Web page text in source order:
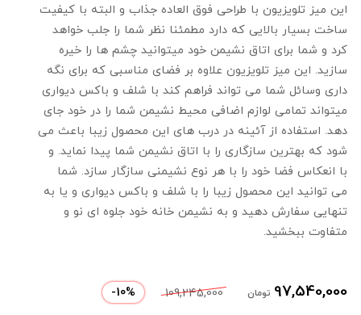
این میز تلویزیون با طراحی فوق العاده جذاب و البته با کیفیت
ساخت بسیار بالایی که دارد مطمئنا نظر شما را جلب خواهد
کرد و شما برای اتاق نشیمن خود میتوانید چشم ها را خیره
سازید. این میز تلویزیون علاوه بر فضای مناسبی که برای نگه
داری وسائل شما می تواند فراهم کند با شلف و باکس دیواری
میتواند تمامی لوازم اضافی محیط نشیمن شما را در خود جای
دهد. استفاده از آئینه در درب های این محصول زیبا باعث می
شود که بهترین سازگاری را با اتاق نشیمن شما پیدا نماید. و
با انعکاس فضا خود را با هر نوع نشیمنی سازگار سازد. شما
می توانید این محصول زیبا را با شلف و باکس دیواری و یا به
تنهایی سفارش دهید و به نشیمن خانه خود جلوه ای نو و
متفاوت ببخشید.
97,540,000 تومان 109,245,000
10%
-